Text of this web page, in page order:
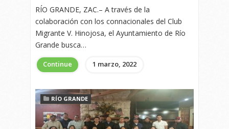
RÍO GRANDE, ZAC.– A través de la
colaboración con los connacionales del Club
Migrante V. Hinojosa, el Ayuntamiento de Río
Grande busca…
Continue 1 marzo, 2022
RÍO GRANDE